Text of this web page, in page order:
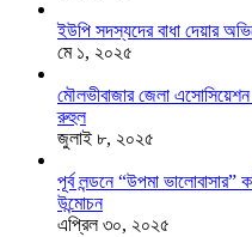
ইউপি সদস্যদের বাধা দেয়ার
মে ১, ২০২৫
মৌলভীবাজার জেলা
রুহুল
জুলাই ৮, ২০২৫
পূর্ব লন্ডনে “উপমা
উন্মোচন
এপ্রিল ৩০, ২০২৫